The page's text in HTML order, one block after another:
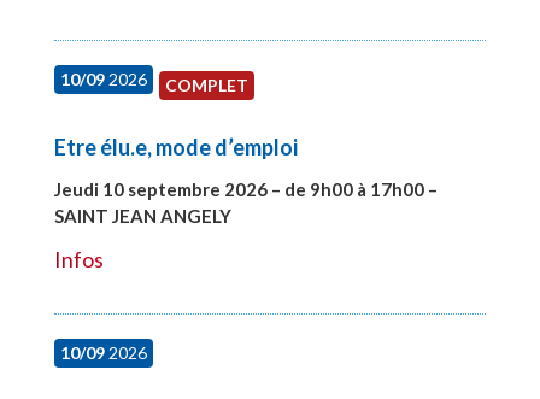
10/092026 COMPLET
Etre élu.e, mode d’emploi
Jeudi 10 septembre 2026 – de 9h00 à 17h00 –
SAINT JEAN ANGELY
Infos
10/092026